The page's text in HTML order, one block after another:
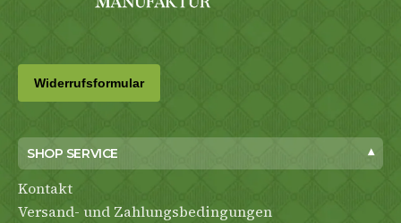
SHOP SERVICE ▾
Kontakt
Versand- und Zahlungsbedingungen